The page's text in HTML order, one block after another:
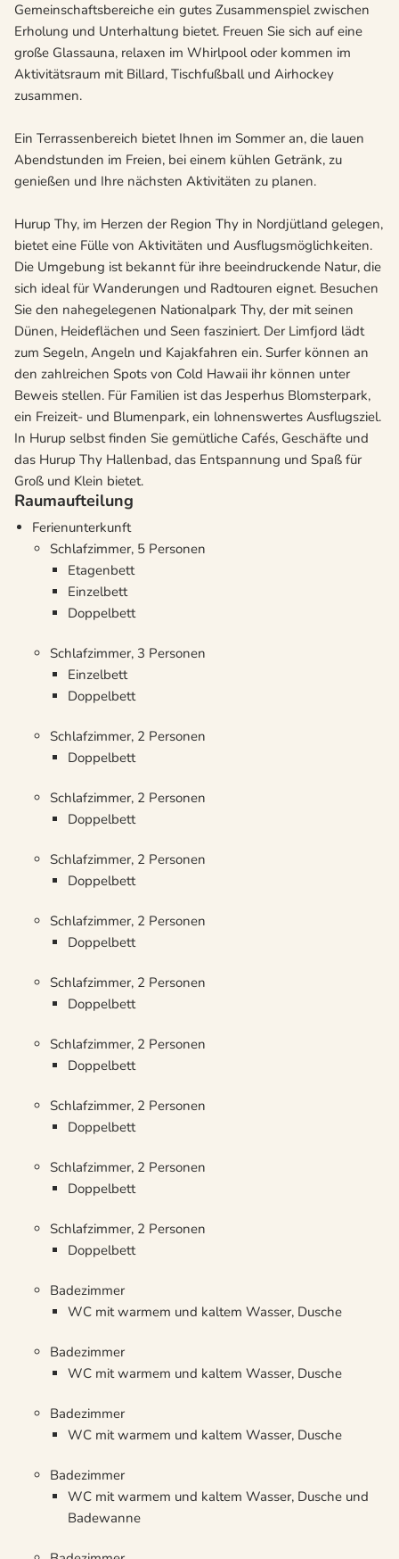
Gemeinschaftsbereiche ein gutes Zusammenspiel zwischen
Erholung und Unterhaltung bietet. Freuen Sie sich auf eine
große Glassauna, relaxen im Whirlpool oder kommen im
Aktivitätsraum mit Billard, Tischfußball und Airhockey
zusammen.
Ein Terrassenbereich bietet Ihnen im Sommer an, die lauen
Abendstunden im Freien, bei einem kühlen Getränk, zu
genießen und Ihre nächsten Aktivitäten zu planen.
Hurup Thy, im Herzen der Region Thy in Nordjütland gelegen,
bietet eine Fülle von Aktivitäten und Ausflugsmöglichkeiten.
Die Umgebung ist bekannt für ihre beeindruckende Natur, die
sich ideal für Wanderungen und Radtouren eignet. Besuchen
Sie den nahegelegenen Nationalpark Thy, der mit seinen
Dünen, Heideflächen und Seen fasziniert. Der Limfjord lädt
zum Segeln, Angeln und Kajakfahren ein. Surfer können an
den zahlreichen Spots von Cold Hawaii ihr können unter
Beweis stellen. Für Familien ist das Jesperhus Blomsterpark,
ein Freizeit- und Blumenpark, ein lohnenswertes Ausflugsziel.
In Hurup selbst finden Sie gemütliche Cafés, Geschäfte und
das Hurup Thy Hallenbad, das Entspannung und Spaß für
Groß und Klein bietet.
Raumaufteilung
Ferienunterkunft
Schlafzimmer, 5 Personen
Etagenbett
Einzelbett
Doppelbett
Schlafzimmer, 3 Personen
Einzelbett
Doppelbett
Schlafzimmer, 2 Personen
Doppelbett
Schlafzimmer, 2 Personen
Doppelbett
Schlafzimmer, 2 Personen
Doppelbett
Schlafzimmer, 2 Personen
Doppelbett
Schlafzimmer, 2 Personen
Doppelbett
Schlafzimmer, 2 Personen
Doppelbett
Schlafzimmer, 2 Personen
Doppelbett
Schlafzimmer, 2 Personen
Doppelbett
Schlafzimmer, 2 Personen
Doppelbett
Badezimmer
WC mit warmem und kaltem Wasser, Dusche
Badezimmer
WC mit warmem und kaltem Wasser, Dusche
Badezimmer
WC mit warmem und kaltem Wasser, Dusche
Badezimmer
WC mit warmem und kaltem Wasser, Dusche und
Badewanne